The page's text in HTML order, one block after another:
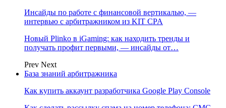
Инсайды по работе с финансовой вертикалью, —
интервью с арбитражником из KIT CPA
Новый Plinko в iGaming: как находить тренды и
получать профит первыми, — инсайды от…
Prev Next
База знаний арбитражника
Как купить аккаунт разработчика Google Play Console